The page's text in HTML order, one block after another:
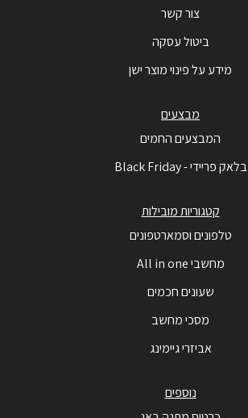
צור קשר
ביטול עסקה
מידע על פינוי מוצר ישן
מבצעים
המבצעים החמים
בלאק פריידי - Black Friday
קטגוריות מובילות
טלפונים וסמארטפונים
מחשבי All in one
שעונים חכמים
מסכי מחשב
אביזרי גיימינג
נוספים